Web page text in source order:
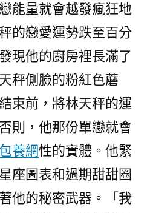
能量就會越發瘋狂地
的戀愛運勢跌至百分
現他的廚房裡長滿了
秤側臉的粉紅色蘑
束前，將林天秤的運
則，他那份單戀就會
包養網性的實體。他緊
座圖表和過期甜甜圈
他的秘密武器。「我